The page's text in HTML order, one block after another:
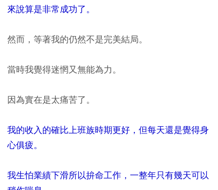
來說算是非常成功了。
然而，等著我的仍然不是完美結局。
當時我覺得迷惘又無能為力。
因為實在是太痛苦了。
我的收入的確比上班族時期更好，但每天還是覺得身
心俱疲。
我生怕業績下滑所以拚命工作，一整年只有幾天可以